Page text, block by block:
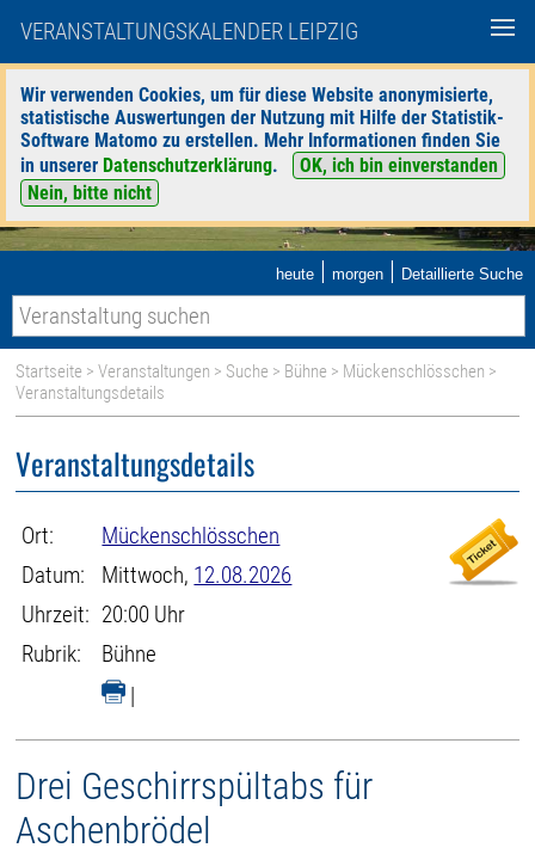
VERANSTALTUNGSKALENDER LEIPZIG
Wir verwenden Cookies, um für diese Website anonymisierte,
statistische Auswertungen der Nutzung mit Hilfe der Statistik-
Software Matomo zu erstellen. Mehr Informationen finden Sie
in unserer Datenschutzerklärung.
OK, ich bin einverstanden
Nein, bitte nicht
heute | morgen | Detaillierte Suche
Startseite >Veranstaltungen > Suche > Bühne > Mückenschlösschen >
Veranstaltungsdetails
Veranstaltungsdetails
Ort:
Mückenschlösschen
Datum:
Mittwoch, 12.08.2026
Uhrzeit: 20:00 Uhr
Rubrik:
Bühne
|
Drei Geschirrspültabs für
Aschenbrödel